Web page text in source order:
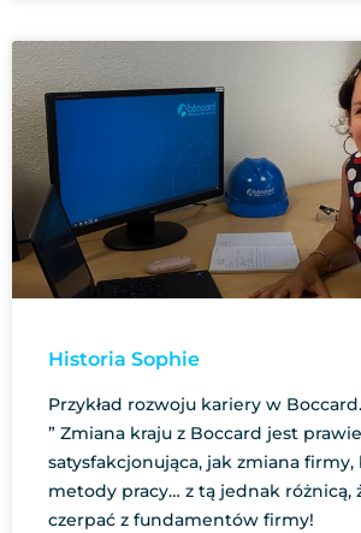
Historia Sophie
Przykład rozwoju kariery w Boccard.
” Zmiana kraju z Boccard jest
satysfakcjonująca, jak zmiana
metody pracy… z tą jednak różnicą,
czerpać z fundamentów firmy!